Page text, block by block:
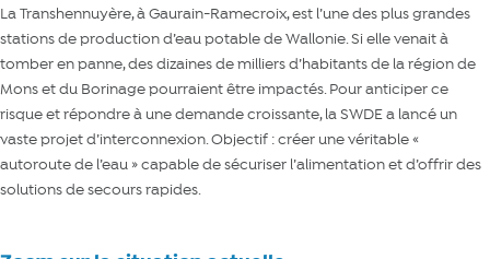
La Transhennuyère, à Gaurain-Ramecroix, est l’une des plus grandes
stations de production d’eau potable de Wallonie. Si elle venait à
tomber en panne, des dizaines de milliers d’habitants de la région de
Mons et du Borinage pourraient être impactés. Pour anticiper ce
risque et répondre à une demande croissante, la SWDE a lancé un
vaste projet d’interconnexion. Objectif : créer une véritable «
autoroute de l’eau » capable de sécuriser l’alimentation et d’offrir des
solutions de secours rapides.